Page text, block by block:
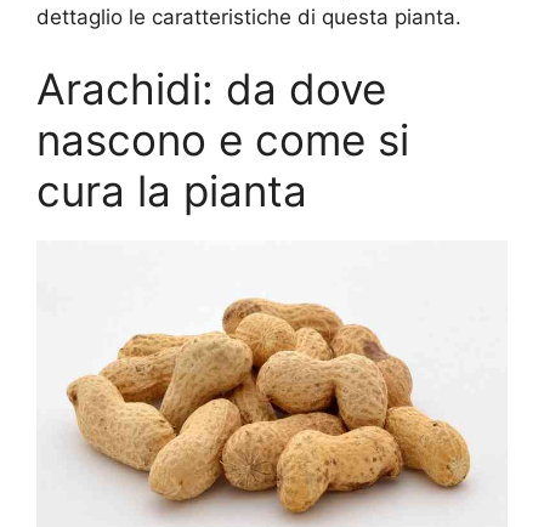
dettaglio le caratteristiche di questa pianta.
Arachidi: da dove
nascono e come si
cura la pianta